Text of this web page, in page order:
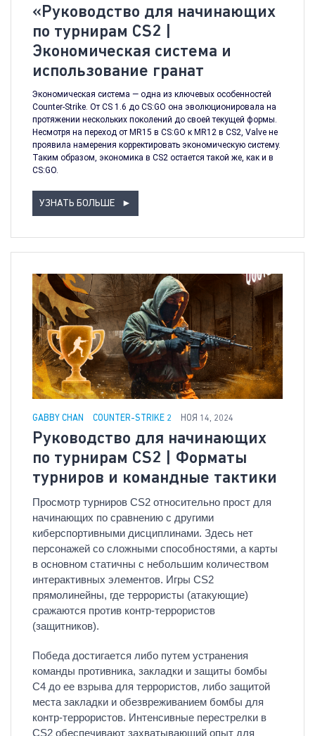
«Руководство для начинающих
по турнирам CS2 |
Экономическая система и
использование гранат
Экономическая система — одна из ключевых особенностей
Counter-Strike. От CS 1.6 до CS:GO она эволюционировала на
протяжении нескольких поколений до своей текущей формы.
Несмотря на переход от MR15 в CS:GO к MR12 в CS2, Valve не
проявила намерения корректировать экономическую систему.
Таким образом, экономика в CS2 остается такой же, как и в
CS:GO.
УЗНАТЬ БОЛЬШЕ ►
GABBY CHAN COUNTER-STRIKE 2 НОЯ 14, 2024
Руководство для начинающих
по турнирам CS2 | Форматы
турниров и командные тактики
Просмотр турниров CS2 относительно прост для
начинающих по сравнению с другими
киберспортивными дисциплинами. Здесь нет
персонажей со сложными способностями, а карты
в основном статичны с небольшим количеством
интерактивных элементов. Игры CS2
прямолинейны, где террористы (атакующие)
сражаются против контр-террористов
(защитников).
Победа достигается либо путем устранения
команды противника, закладки и защиты бомбы
C4 до ее взрыва для террористов, либо защитой
места закладки и обезвреживанием бомбы для
контр-террористов. Интенсивные перестрелки в
CS2 обеспечивают захватывающий опыт для